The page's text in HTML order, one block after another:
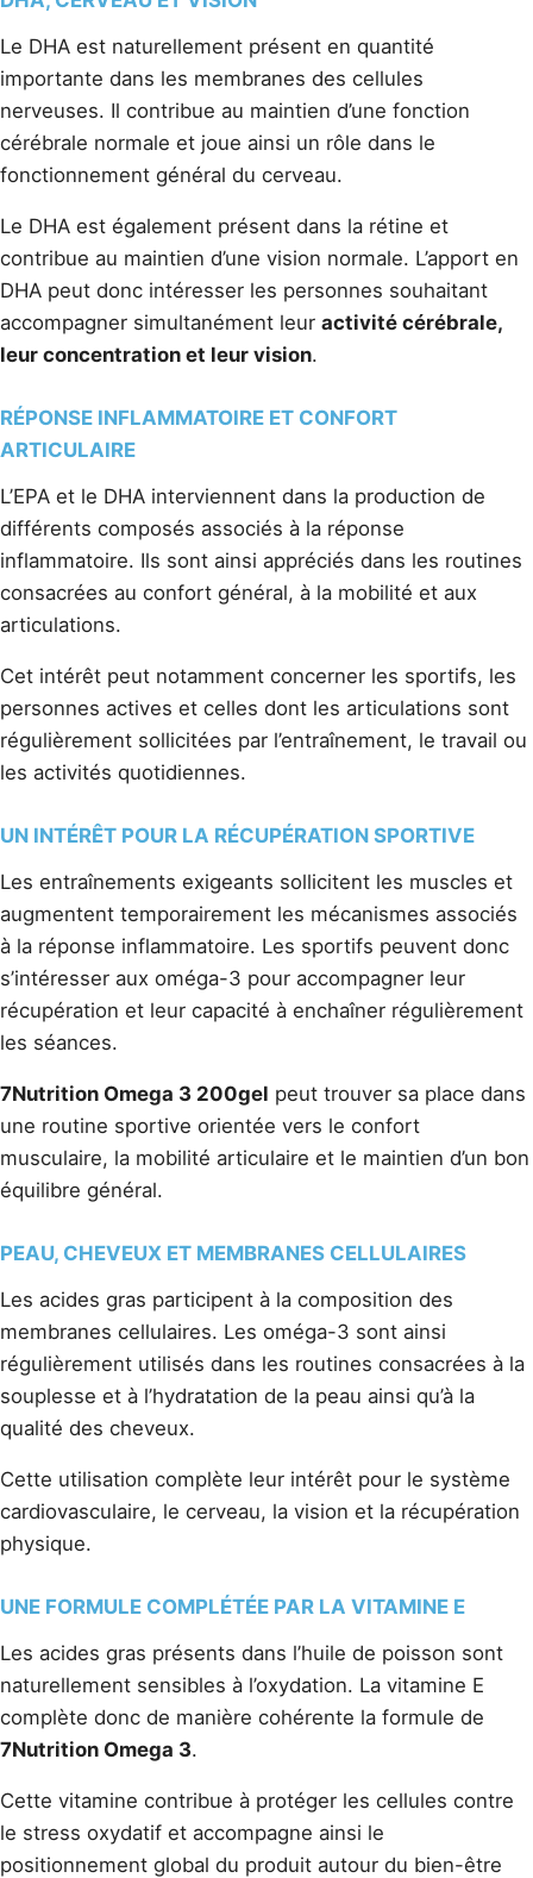
Le DHA est naturellement présent en quantité
importante dans les membranes des cellules
nerveuses. Il contribue au maintien d’une fonction
cérébrale normale et joue ainsi un rôle dans le
fonctionnement général du cerveau.
Le DHA est également présent dans la rétine et
contribue au maintien d’une vision normale. L’apport en
DHA peut donc intéresser les personnes souhaitant
accompagner simultanément leur activité cérébrale,
leur concentration et leur vision.
RÉPONSE INFLAMMATOIRE ET CONFORT
ARTICULAIRE
L’EPA et le DHA interviennent dans la production de
différents composés associés à la réponse
inflammatoire. Ils sont ainsi appréciés dans les routines
consacrées au confort général, à la mobilité et aux
articulations.
Cet intérêt peut notamment concerner les sportifs, les
personnes actives et celles dont les articulations sont
régulièrement sollicitées par l’entraînement, le travail ou
les activités quotidiennes.
UN INTÉRÊT POUR LA RÉCUPÉRATION SPORTIVE
Les entraînements exigeants sollicitent les muscles et
augmentent temporairement les mécanismes associés
à la réponse inflammatoire. Les sportifs peuvent donc
s’intéresser aux oméga-3 pour accompagner leur
récupération et leur capacité à enchaîner régulièrement
les séances.
7Nutrition Omega 3 200gel peut trouver sa place dans
une routine sportive orientée vers le confort
musculaire, la mobilité articulaire et le maintien d’un bon
équilibre général.
PEAU, CHEVEUX ET MEMBRANES CELLULAIRES
Les acides gras participent à la composition des
membranes cellulaires. Les oméga-3 sont ainsi
régulièrement utilisés dans les routines consacrées à la
souplesse et à l’hydratation de la peau ainsi qu’à la
qualité des cheveux.
Cette utilisation complète leur intérêt pour le système
cardiovasculaire, le cerveau, la vision et la récupération
physique.
UNE FORMULE COMPLÉTÉE PAR LA VITAMINE E
Les acides gras présents dans l’huile de poisson sont
naturellement sensibles à l’oxydation. La vitamine E
complète donc de manière cohérente la formule de
7Nutrition Omega 3.
Cette vitamine contribue à protéger les cellules contre
le stress oxydatif et accompagne ainsi le
positionnement global du produit autour du bien-être